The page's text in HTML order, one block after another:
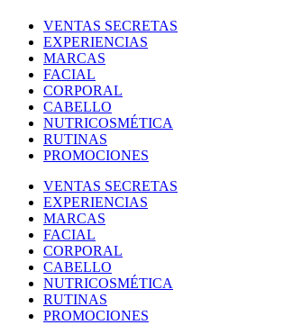
VENTAS SECRETAS
EXPERIENCIAS
MARCAS
FACIAL
CORPORAL
CABELLO
NUTRICOSMÉTICA
RUTINAS
PROMOCIONES
VENTAS SECRETAS
EXPERIENCIAS
MARCAS
FACIAL
CORPORAL
CABELLO
NUTRICOSMÉTICA
RUTINAS
PROMOCIONES